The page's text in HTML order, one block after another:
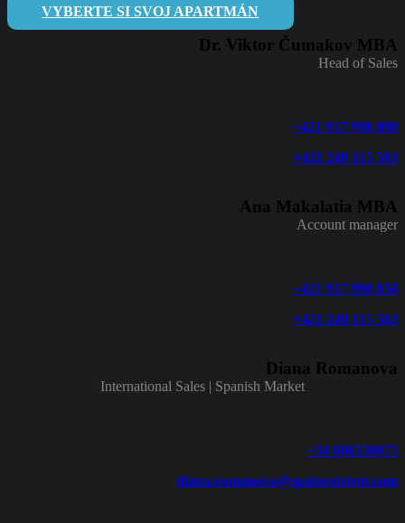
VYBERTE SI SVOJ APARTMÁN
Dr. Viktor Čumakov MBA
Head of Sales
+421 917 998 890
+421 249 115 503
Ana Makalatia MBA
Account manager
+421 917 998 856
+421 249 115 502
Diana Romanova
International Sales | Spanish Market
+34 606550075
diana.romanova@spainexistent.com